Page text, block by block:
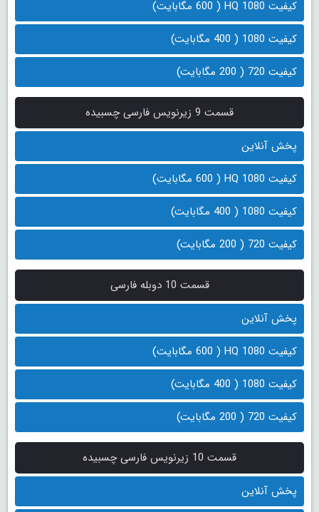
کیفیت 1080 HQ ( 600 مگابایت)
کیفیت 1080 ( 400 مگابایت)
کیفیت 720 ( 200 مگابایت)
قسمت 9 زیرنویس فارسی چسبیده
پخش آنلاین
کیفیت 1080 HQ ( 600 مگابایت)
کیفیت 1080 ( 400 مگابایت)
کیفیت 720 ( 200 مگابایت)
قسمت 10 دوبله فارسی
پخش آنلاین
کیفیت 1080 HQ ( 600 مگابایت)
کیفیت 1080 ( 400 مگابایت)
کیفیت 720 ( 200 مگابایت)
قسمت 10 زیرنویس فارسی چسبیده
پخش آنلاین